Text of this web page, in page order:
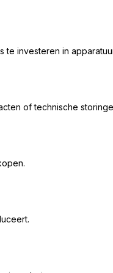
te investeren in
of technische